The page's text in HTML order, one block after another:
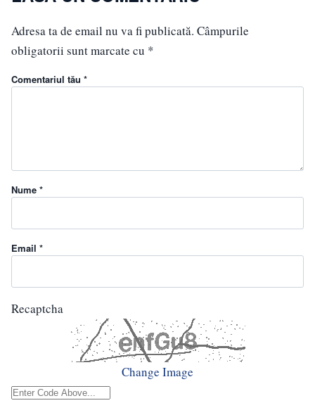
Adresa ta de email nu va fi publicată. Câmpurile
obligatorii sunt marcate cu *
Comentariul tău *
Nume *
Email *
Recaptcha
Change Image